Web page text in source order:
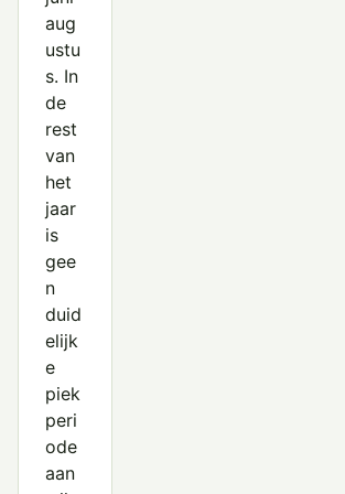
aug
ustu
s. In
de
rest
van
het
jaar
is
gee
n
duid
elijk
e
piek
peri
ode
aan